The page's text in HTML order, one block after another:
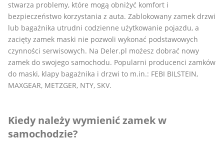
stwarza problemy, które mogą obniżyć komfort i
bezpieczeństwo korzystania z auta. Zablokowany zamek drzwi
lub bagażnika utrudni codzienne użytkowanie pojazdu, a
zacięty zamek maski nie pozwoli wykonać podstawowych
czynności serwisowych. Na Deler.pl możesz dobrać nowy
zamek do swojego samochodu. Popularni producenci zamków
do maski, klapy bagażnika i drzwi to m.in.: FEBI BILSTEIN,
MAXGEAR, METZGER, NTY, SKV.
Kiedy należy wymienić zamek w
samochodzie?